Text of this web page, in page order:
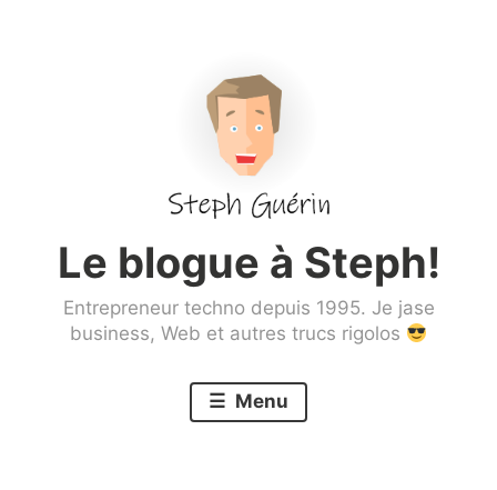
Le blogue à Steph!
Entrepreneur techno depuis 1995. Je jase
business, Web et autres trucs rigolos
Menu